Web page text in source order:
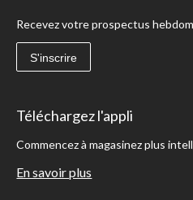
Recevez votre prospectus
S'inscrire
Téléchargez l'appli
Commencez à magasinez plus
En savoir plus